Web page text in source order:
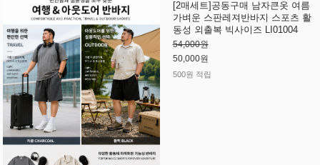
[2매세트]공동구매 남자큰옷 여름
가벼운 스판레져반바지 스포츠 활
동성 외출복 빅사이즈 LI01004
54,000원
50,000원
500원 적립